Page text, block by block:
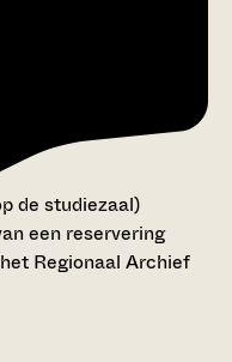
de studiezaal)
een reservering
Regionaal Archief